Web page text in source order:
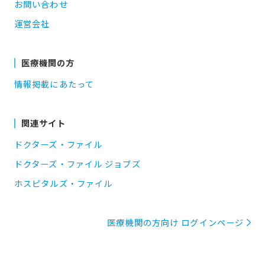
お問い合わせ
運営会社
医療機関の方
情報掲載にあたって
関連サイト
ドクターズ・ファイル
ドクターズ・ファイル ジョブズ
ホスピタルズ・ファイル
医療機関の方向け ログインページ